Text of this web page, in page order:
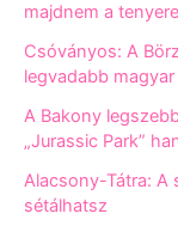
majdnem a
Csóványos: A
legvadabb
A Bakony
„Jurassic Park”
Alacsony-Tátra: A
sétálhatsz